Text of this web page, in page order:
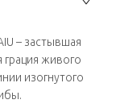
– застывшая
грация живого
изогнутого